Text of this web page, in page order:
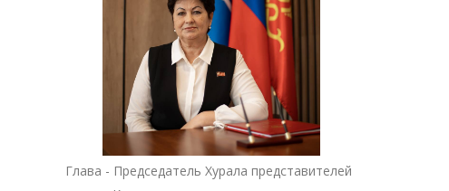
Глава - Председатель Хурала представителей